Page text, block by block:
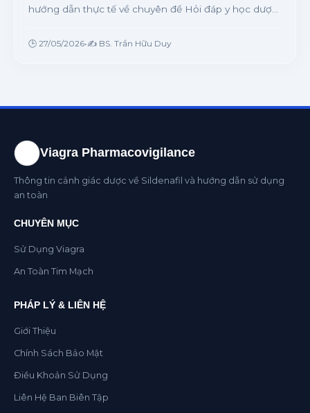
hướng dẫn thực tế về chuyên đề Hỏi đáp y học dược
chuyên gia.
🕒 27/05/2026•✍️ BS. Trần Hữu Duy
Viagra Pharmacovigilance
Thông tin cảnh giác dược về Sildenafil và hướng dẫn sử dụng
an toàn
CHUYÊN MỤC
Sử Dụng Viagra
An Toàn Tim Mạch
PHÁP LÝ & LIÊN HỆ
Giới Thiệu
Chính Sách Bảo Mật
Điều Khoản Sử Dụng
Liên Hệ Ban Biên Tập